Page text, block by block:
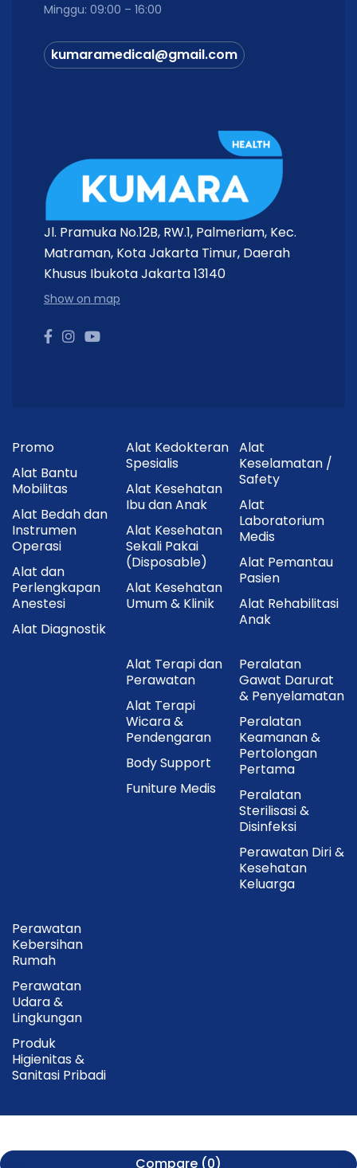
Minggu: 09:00 – 16:00
kumaramedical@gmail.com
Jl. Pramuka No.12B, RW.1, Palmeriam, Kec.
Matraman, Kota Jakarta Timur, Daerah
Khusus Ibukota Jakarta 13140
Show on map
Promo
Alat Bantu
Mobilitas
Alat Bedah dan
Instrumen
Operasi
Alat dan
Perlengkapan
Anestesi
Alat Diagnostik
Alat Kedokteran
Spesialis
Alat Kesehatan
Ibu dan Anak
Alat Kesehatan
Sekali Pakai
(Disposable)
Alat Kesehatan
Umum & Klinik
Alat
Keselamatan /
Safety
Alat
Laboratorium
Medis
Alat Pemantau
Pasien
Alat Rehabilitasi
Anak
Alat Terapi dan
Perawatan
Alat Terapi
Wicara &
Pendengaran
Body Support
Funiture Medis
Peralatan
Gawat Darurat
& Penyelamatan
Peralatan
Keamanan &
Pertolongan
Pertama
Peralatan
Sterilisasi &
Disinfeksi
Perawatan Diri &
Kesehatan
Keluarga
Perawatan
Kebersihan
Rumah
Perawatan
Udara &
Lingkungan
Produk
Higienitas &
Sanitasi Pribadi
Compare (0)